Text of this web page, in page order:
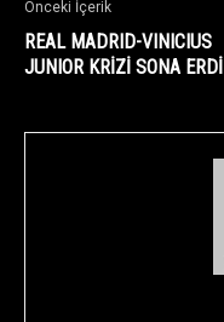
Önceki İçerik
REAL MADRID-VINICIUS
JUNIOR KRİZİ SONA ERDİ